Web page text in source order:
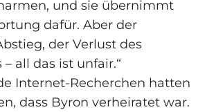
und sie übernimmt
dafür. Aber der
der Verlust des
all das ist unfair.“
Internet-Recherchen hatten
dass Byron verheiratet war.